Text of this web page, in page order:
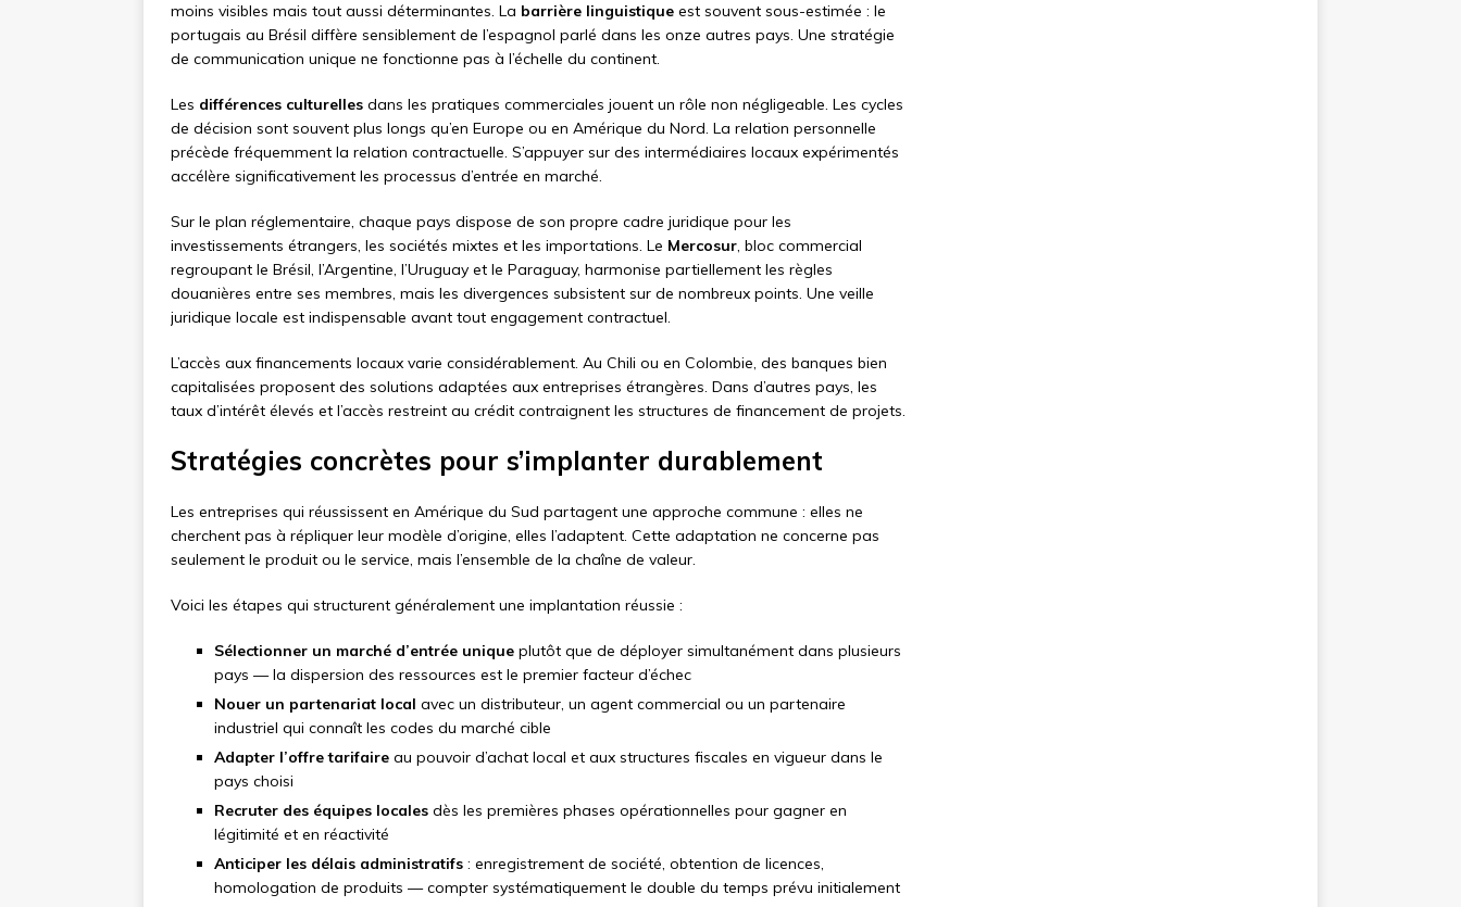
moins visibles mais tout aussi déterminantes. La barrière linguistique est souvent sous-estimée : le
portugais au Brésil diffère sensiblement de l’espagnol parlé dans les onze autres pays. Une stratégie
de communication unique ne fonctionne pas à l’échelle du continent.
Les différences culturelles dans les pratiques commerciales jouent un rôle non négligeable. Les cycles
de décision sont souvent plus longs qu’en Europe ou en Amérique du Nord. La relation personnelle
précède fréquemment la relation contractuelle. S’appuyer sur des intermédiaires locaux expérimentés
accélère significativement les processus d’entrée en marché.
Sur le plan réglementaire, chaque pays dispose de son propre cadre juridique pour les
investissements étrangers, les sociétés mixtes et les importations. Le Mercosur, bloc commercial
regroupant le Brésil, l’Argentine, l’Uruguay et le Paraguay, harmonise partiellement les règles
douanières entre ses membres, mais les divergences subsistent sur de nombreux points. Une veille
juridique locale est indispensable avant tout engagement contractuel.
L’accès aux financements locaux varie considérablement. Au Chili ou en Colombie, des banques bien
capitalisées proposent des solutions adaptées aux entreprises étrangères. Dans d’autres pays, les
taux d’intérêt élevés et l’accès restreint au crédit contraignent les structures de financement de projets.
Stratégies concrètes pour s’implanter durablement
Les entreprises qui réussissent en Amérique du Sud partagent une approche commune : elles ne
cherchent pas à répliquer leur modèle d’origine, elles l’adaptent. Cette adaptation ne concerne pas
seulement le produit ou le service, mais l’ensemble de la chaîne de valeur.
Voici les étapes qui structurent généralement une implantation réussie :
Sélectionner un marché d’entrée unique plutôt que de déployer simultanément dans plusieurs
pays — la dispersion des ressources est le premier facteur d’échec
Nouer un partenariat local avec un distributeur, un agent commercial ou un partenaire
industriel qui connaît les codes du marché cible
Adapter l’offre tarifaire au pouvoir d’achat local et aux structures fiscales en vigueur dans le
pays choisi
Recruter des équipes locales dès les premières phases opérationnelles pour gagner en
légitimité et en réactivité
Anticiper les délais administratifs : enregistrement de société, obtention de licences,
homologation de produits — compter systématiquement le double du temps prévu initialement